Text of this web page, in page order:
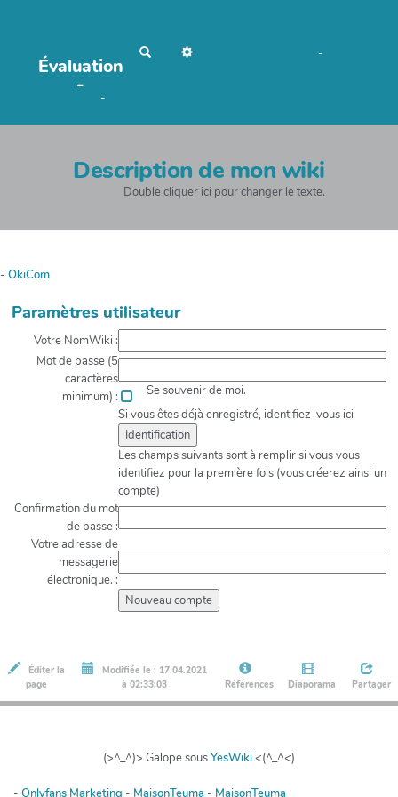
Évaluation
-
-
R
-
Description de mon wiki
Double cliquer ici pour changer le texte.
- OkiCom
Paramètres utilisateur
Votre NomWiki :
Mot de passe (5
caractères
minimum) :
Se souvenir de moi.
Si vous êtes déjà enregistré, identifiez-vous ici
Les champs suivants sont à remplir si vous vous
identifiez pour la première fois (vous créerez ainsi un
compte)
Confirmation du mot
de passe :
Votre adresse de
messagerie
électronique. :
Éditer la
page
Modifiée le : 17.04.2021
à 02:33:03
Références Diaporama Partager
(>^_^)> Galope sousYesWiki<(^_^<)
- Onlyfans Marketing - MaisonTeuma - MaisonTeuma